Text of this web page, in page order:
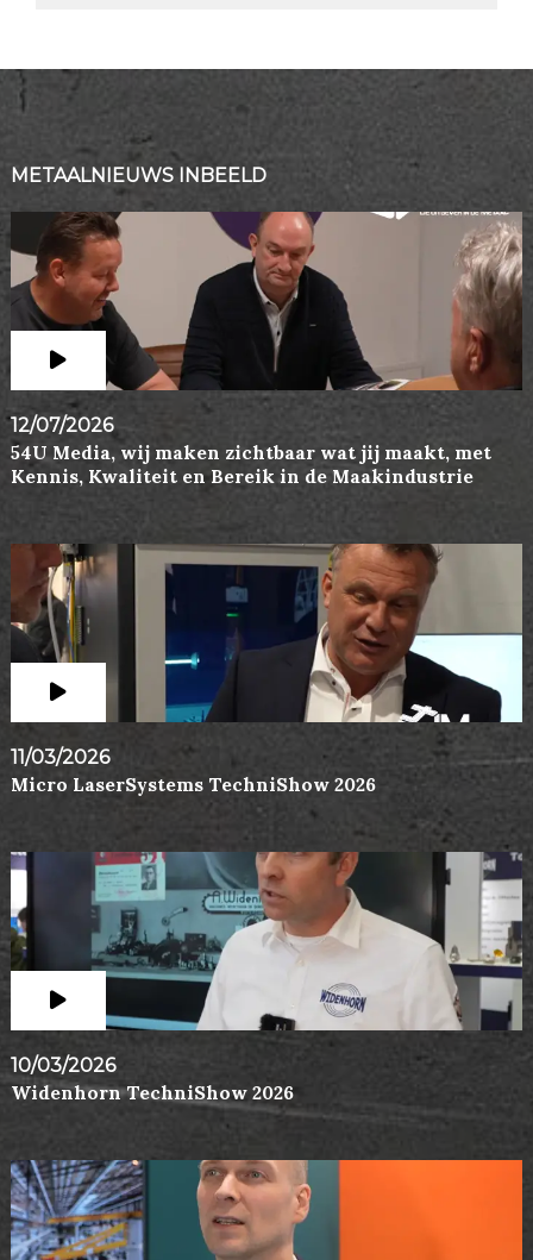
METAALNIEUWS INBEELD
12/07/2026
54U Media, wij maken zichtbaar wat jij maakt, met
Kennis, Kwaliteit en Bereik in de Maakindustrie
11/03/2026
Micro LaserSystems TechniShow 2026
10/03/2026
Widenhorn TechniShow 2026